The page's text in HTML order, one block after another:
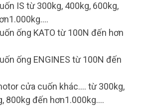
IS từ 300kg, 400kg, 600kg,
ống KATO từ 100N đến hơn
ống ENGINES từ 100N đến
cửa cuốn khác.... từ 300kg,
800kg đến hơn1.000kg....